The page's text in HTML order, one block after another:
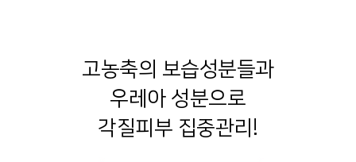
고농축의 보습성분들과
우레아 성분으로
각질피부 집중관리!